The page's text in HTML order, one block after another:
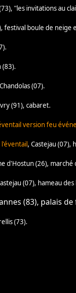
"les invitations au
festival boule de neige
(83).
(07).
(91), cabaret.
version feu
, Castejau (07),
d'Hostun (26), marché
(07), hameau
(83), palais
(73).